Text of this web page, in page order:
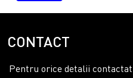
CONTACT
Pentru orice detalii